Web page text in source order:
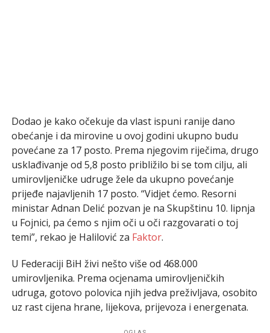
Dodao je kako očekuje da vlast ispuni ranije dano
obećanje i da mirovine u ovoj godini ukupno budu
povećane za 17 posto. Prema njegovim riječima, drugo
usklađivanje od 5,8 posto približilo bi se tom cilju, ali
umirovljeničke udruge žele da ukupno povećanje
prijeđe najavljenih 17 posto. “Vidjet ćemo. Resorni
ministar Adnan Delić pozvan je na Skupštinu 10. lipnja
u Fojnici, pa ćemo s njim oči u oči razgovarati o toj
temi”, rekao je Halilović za Faktor.
U Federaciji BiH živi nešto više od 468.000
umirovljenika. Prema ocjenama umirovljeničkih
udruga, gotovo polovica njih jedva preživljava, osobito
uz rast cijena hrane, lijekova, prijevoza i energenata.